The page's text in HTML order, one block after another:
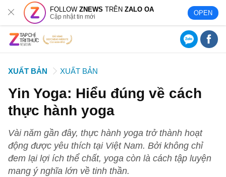
FOLLOWZNEWS TRÊNZALO OA
Cập nhật tin mới OPEN
XUẤT BẢN XUẤT BẢN
Yin Yoga: Hiểu đúng về cách
thực hành yoga
Vài năm gần đây, thực hành yoga trở thành hoạt
động được yêu thích tại Việt Nam. Bởi không chỉ
đem lại lợi ích thể chất, yoga còn là cách tập luyện
mang ý nghĩa lớn về tinh thần.